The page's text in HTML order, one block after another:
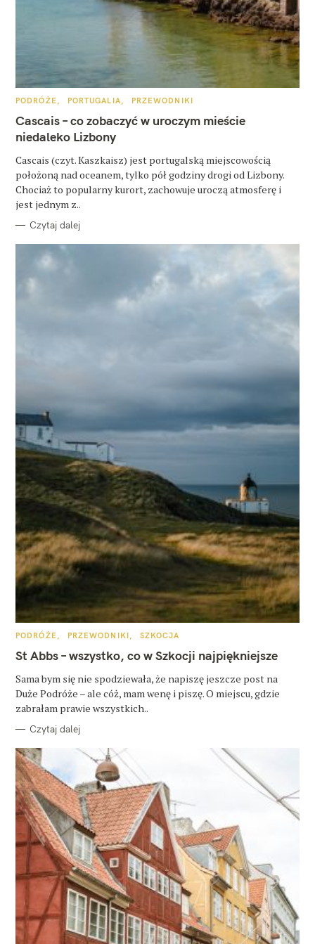
K
T
E
G
O
I
E
PODRÓŻE PORTUGALIA PRZEWODNIKI
Cascais – co zobaczyć w uroczym mieście
niedaleko Lizbony
Cascais (czyt. Kaszkaisz) jest portugalską miejscowością
położoną nad oceanem, tylko pół godziny drogi od Lizbony.
Chociaż to popularny kurort, zachowuje uroczą atmosferę i
jest jednym z..
Czytaj dalej
K
T
E
O
R
I
PODRÓŻE PRZEWODNIKI SZKOCJA
St Abbs – wszystko, co w Szkocji najpiękniejsze
Sama bym się nie spodziewała, że napiszę jeszcze post na
Duże Podróże – ale cóż, mam wenę i piszę. O miejscu, gdzie
zabrałam prawie wszystkich..
Czytaj dalej
a
j
: